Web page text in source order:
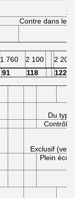
1
Contre dans le
1 760 2 100
2 200
91 118 122
Du
Contrôle
Exclusif
Plein